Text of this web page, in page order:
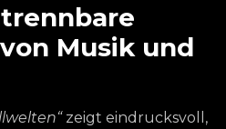
Musik und
zeigt eindrucksvoll,